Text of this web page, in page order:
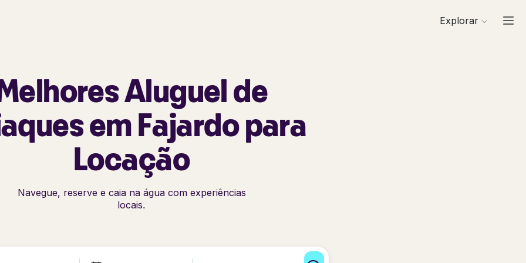
Explorar
Aluguel de
em Fajardo para
Locação
Navegue, reserve e caia na água com experiências
locais.